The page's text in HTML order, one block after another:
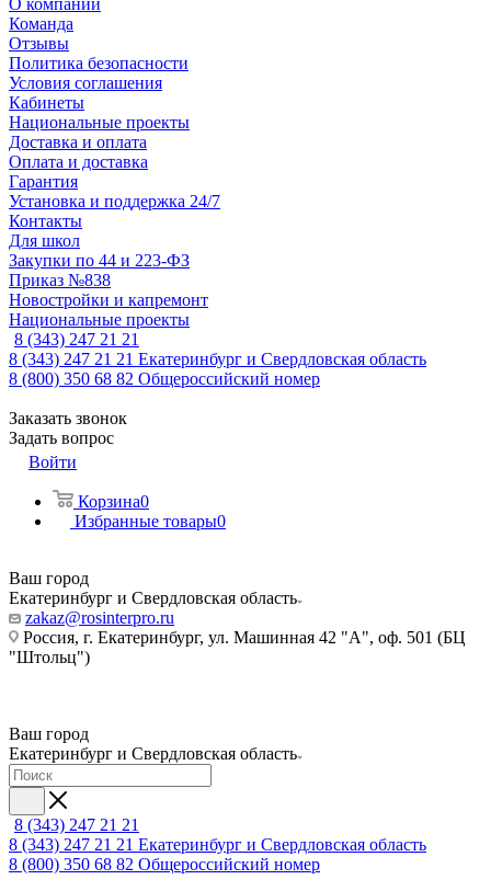
О компании
Команда
Отзывы
Политика безопасности
Условия соглашения
Кабинеты
Национальные проекты
Доставка и оплата
Оплата и доставка
Гарантия
Установка и поддержка 24/7
Контакты
Для школ
Закупки по 44 и 223-ФЗ
Приказ №838
Новостройки и капремонт
Национальные проекты
8 (343) 247 21 21
8 (343) 247 21 21 Екатеринбург и Свердловская область
8 (800) 350 68 82 Общероссийский номер
Заказать звонок
Задать вопрос
Войти
Корзина0
Избранные товары0
Ваш город
Екатеринбург и Свердловская область
zakaz@rosinterpro.ru
Россия, г. Екатеринбург, ул. Машинная 42 "А", оф. 501 (БЦ
"Штольц")
Ваш город
Екатеринбург и Свердловская область
8 (343) 247 21 21
8 (343) 247 21 21 Екатеринбург и Свердловская область
8 (800) 350 68 82 Общероссийский номер